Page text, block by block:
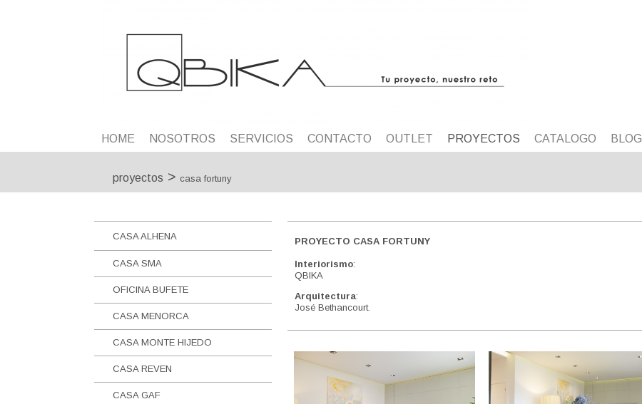
HOME NOSOTROS SERVICIOS CONTACTO OUTLET PROYECTOS CATALOGO BLOG
proyectos > casa fortuny
CASA ALHENA
CASA SMA
OFICINA BUFETE
CASA MENORCA
CASA MONTE HIJEDO
CASA REVEN
CASA GAF
PROYECTO CASA FORTUNY
Interiorismo:
QBIKA
Arquitectura:
José Bethancourt.